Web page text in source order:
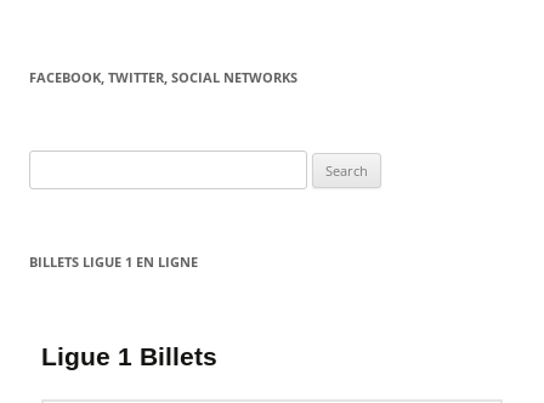
FACEBOOK, TWITTER, SOCIAL NETWORKS
for:
BILLETS LIGUE 1 EN LIGNE